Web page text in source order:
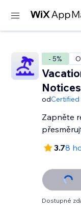
- 5%
Notices
odCertified
Zapněte
3.78
Dostupné